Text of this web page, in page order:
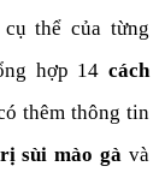
thể của từng
hợp 14 cách
thêm thông tin
sùi mào gàvà